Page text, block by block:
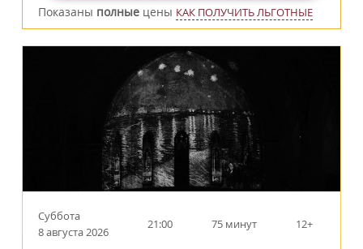
Показаны полные цены КАК ПОЛУЧИТЬ ЛЬГОТНЫЕ
Суббота
8 августа 2026
21:00 75 минут 12+